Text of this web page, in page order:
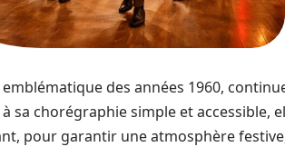
des années 1960,
sa chorégraphie simple et
pour garantir une atmosphère